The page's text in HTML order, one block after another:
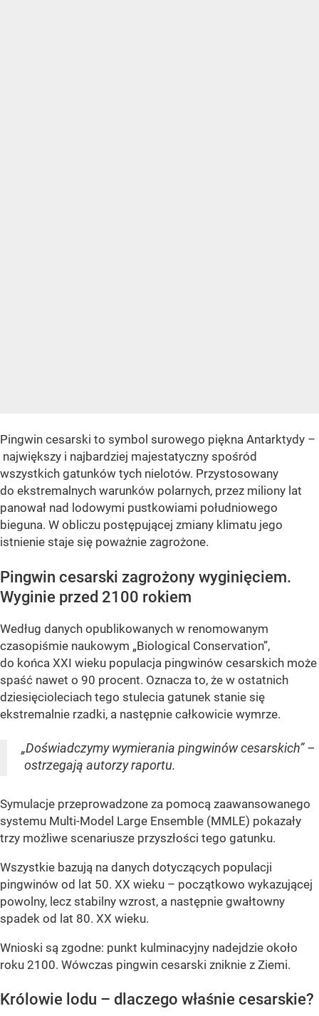
Pingwin cesarski to symbol surowego piękna Antarktydy –
największy i najbardziej majestatyczny spośród
wszystkich gatunków tych nielotów. Przystosowany
do ekstremalnych warunków polarnych, przez miliony lat
panował nad lodowymi pustkowiami południowego
bieguna. W obliczu postępującej zmiany klimatu jego
istnienie staje się poważnie zagrożone.
Pingwin cesarski zagrożony wyginięciem.
Wyginie przed 2100 rokiem
Według danych opublikowanych w renomowanym
czasopiśmie naukowym „Biological Conservation”,
do końca XXI wieku populacja pingwinów cesarskich może
spaść nawet o 90 procent. Oznacza to, że w ostatnich
dziesięcioleciach tego stulecia gatunek stanie się
ekstremalnie rzadki, a następnie całkowicie wymrze.
„Doświadczymy wymierania pingwinów cesarskich” –
ostrzegają autorzy raportu.
Symulacje przeprowadzone za pomocą zaawansowanego
systemu Multi-Model Large Ensemble (MMLE) pokazały
trzy możliwe scenariusze przyszłości tego gatunku.
Wszystkie bazują na danych dotyczących populacji
pingwinów od lat 50. XX wieku – początkowo wykazującej
powolny, lecz stabilny wzrost, a następnie gwałtowny
spadek od lat 80. XX wieku.
Wnioski są zgodne: punkt kulminacyjny nadejdzie około
roku 2100. Wówczas pingwin cesarski zniknie z Ziemi.
Królowie lodu – dlaczego właśnie cesarskie?